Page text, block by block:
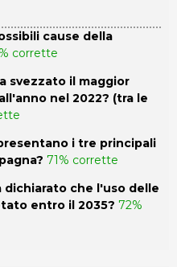
cause della
corrette
svezzato il maggior
nel 2022? (tra le
i tre principali
71% corrette
dichiarato che l'uso delle
entro il 2035? 72%